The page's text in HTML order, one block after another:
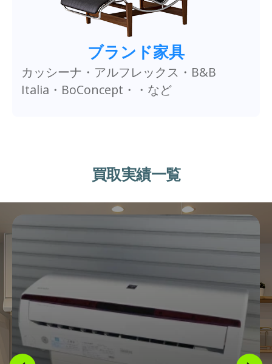
ブランド家具
カッシーナ・アルフレックス・B&B
Italia・BoConcept・・など
買取実績一覧